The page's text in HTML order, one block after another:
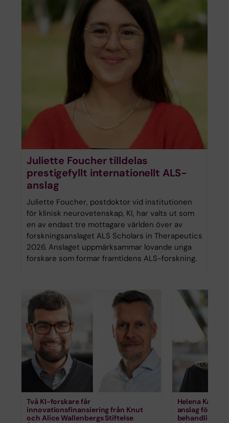
Juliette Foucher tilldelas
prestigefyllt internationellt ALS-
anslag
Juliette Foucher, postdoktor vid institutionen
för klinisk neurovetenskap, KI, har valts ut som
en av endast tre mottagare världen över av
forskningsanslaget ALS Scholars in Therapeutics
2026. Anslaget uppmärksammar lovande unga
forskare som formar framtidens ALS-forskning.
Två KI-forskare får
innovationsfinansiering från Knut
och Alice Wallenbergs Stiftelse
Helena
anslag för
behandling